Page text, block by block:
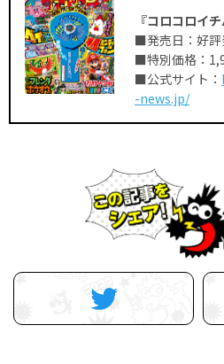
『コロコロイ
■発売日：好評
■特別価格：
■公式サイト：
-news.jp/